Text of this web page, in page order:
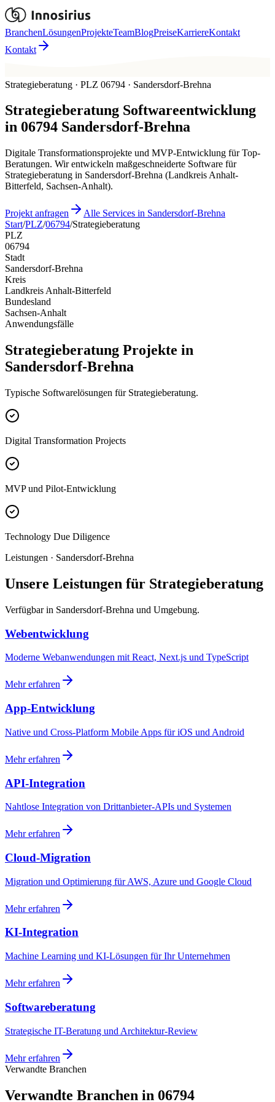
BranchenLösungenProjekteTeamBlogPreiseKarriereKontakt
Kontakt
Strategieberatung · PLZ 06794 · Sandersdorf-Brehna
Strategieberatung Softwareentwicklung
in 06794 Sandersdorf-Brehna
Digitale Transformationsprojekte und MVP-Entwicklung für Top-
Beratungen. Wir entwickeln maßgeschneiderte Software für
Strategieberatung in Sandersdorf-Brehna (Landkreis Anhalt-
Bitterfeld, Sachsen-Anhalt).
Projekt anfragen
Alle Services in Sandersdorf-Brehna
Start/PLZ/06794/Strategieberatung
PLZ
06794
Stadt
Sandersdorf-Brehna
Kreis
Landkreis Anhalt-Bitterfeld
Bundesland
Sachsen-Anhalt
Anwendungsfälle
Strategieberatung Projekte in
Sandersdorf-Brehna
Typische Softwarelösungen für Strategieberatung.
Digital Transformation Projects
MVP und Pilot-Entwicklung
Technology Due Diligence
Leistungen · Sandersdorf-Brehna
Unsere Leistungen für Strategieberatung
Verfügbar in Sandersdorf-Brehna und Umgebung.
Webentwicklung
Moderne Webanwendungen mit React, Next.js und TypeScript
Mehr erfahren
App-Entwicklung
Native und Cross-Platform Mobile Apps für iOS und Android
Mehr erfahren
API-Integration
Nahtlose Integration von Drittanbieter-APIs und Systemen
Mehr erfahren
Cloud-Migration
Migration und Optimierung für AWS, Azure und Google Cloud
Mehr erfahren
KI-Integration
Machine Learning und KI-Lösungen für Ihr Unternehmen
Mehr erfahren
Softwareberatung
Strategische IT-Beratung und Architektur-Review
Mehr erfahren
Verwandte Branchen
Verwandte Branchen in 06794